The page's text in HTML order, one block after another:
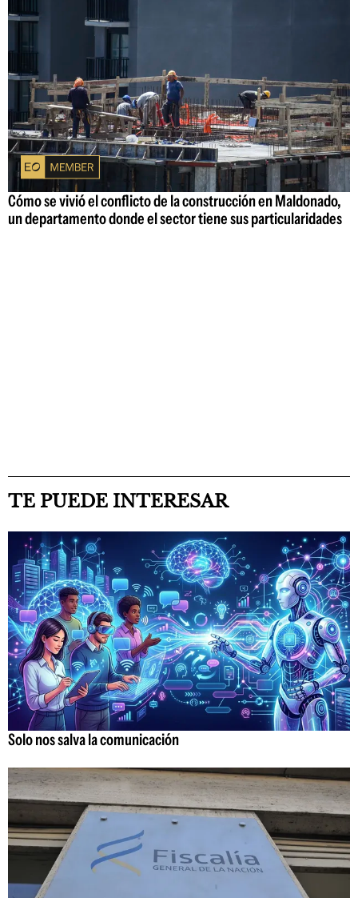
Cómo se vivió el conflicto de la construcción en Maldonado,
un departamento donde el sector tiene sus particularidades
TE PUEDE INTERESAR
Solo nos salva la comunicación